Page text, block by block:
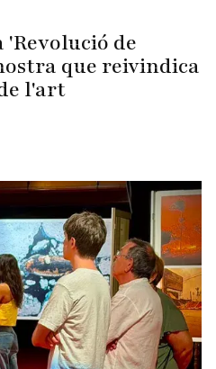
de
que reivindica
l'art